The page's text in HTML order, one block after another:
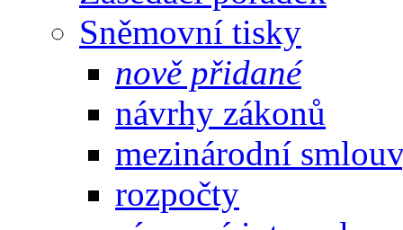
Sněmovní tisky
nově přidané
návrhy zákonů
mezinárodní
rozpočty